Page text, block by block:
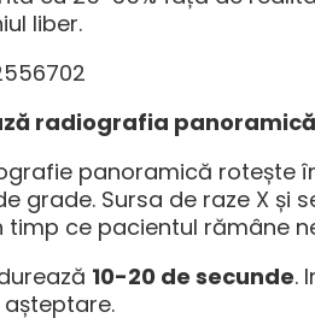
liber.
radiografia
panoramică rotește
grade. Sursa de raze X
timp ce pacientul rămâne
10-20 de secunde.